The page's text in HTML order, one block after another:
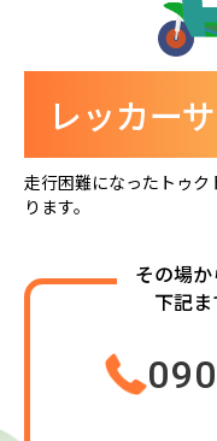
レッカー
走行困難になったトゥ
ります。
その場か
下記ま